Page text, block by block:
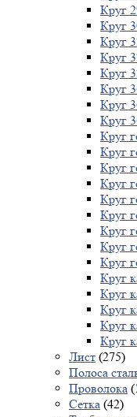
Круг
Круг
Круг
Круг
Круг
Круг
Круг
Круг
Круг
Круг
Круг
Круг
Круг
Круг
Круг
Круг
Круг
Круг
Круг
Круг
Круг
Круг
Лист (275)
Полоса
Проволока
Сетка (42)